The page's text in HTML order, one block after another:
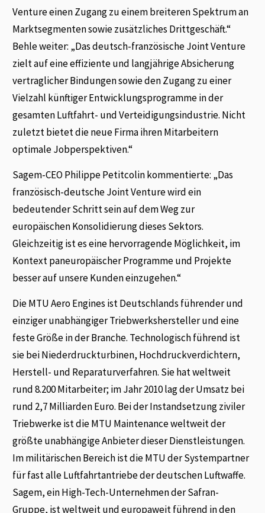
Venture einen Zugang zu einem breiteren Spektrum an
Marktsegmenten sowie zusätzliches Drittgeschäft.“
Behle weiter: „Das deutsch-französische Joint Venture
zielt auf eine effiziente und langjährige Absicherung
vertraglicher Bindungen sowie den Zugang zu einer
Vielzahl künftiger Entwicklungsprogramme in der
gesamten Luftfahrt- und Verteidigungsindustrie. Nicht
zuletzt bietet die neue Firma ihren Mitarbeitern
optimale Jobperspektiven.“
Sagem-CEO Philippe Petitcolin kommentierte: „Das
französisch-deutsche Joint Venture wird ein
bedeutender Schritt sein auf dem Weg zur
europäischen Konsolidierung dieses Sektors.
Gleichzeitig ist es eine hervorragende Möglichkeit, im
Kontext paneuropäischer Programme und Projekte
besser auf unsere Kunden einzugehen.“
Die MTU Aero Engines ist Deutschlands führender und
einziger unabhängiger Triebwerkshersteller und eine
feste Größe in der Branche. Technologisch führend ist
sie bei Niederdruckturbinen, Hochdruckverdichtern,
Herstell- und Reparaturverfahren. Sie hat weltweit
rund 8.200 Mitarbeiter; im Jahr 2010 lag der Umsatz bei
rund 2,7 Milliarden Euro. Bei der Instandsetzung ziviler
Triebwerke ist die MTU Maintenance weltweit der
größte unabhängige Anbieter dieser Dienstleistungen.
Im militärischen Bereich ist die MTU der Systempartner
für fast alle Luftfahrtantriebe der deutschen Luftwaffe.
Sagem, ein High-Tech-Unternehmen der Safran-
Gruppe, ist weltweit und europaweit führend in den